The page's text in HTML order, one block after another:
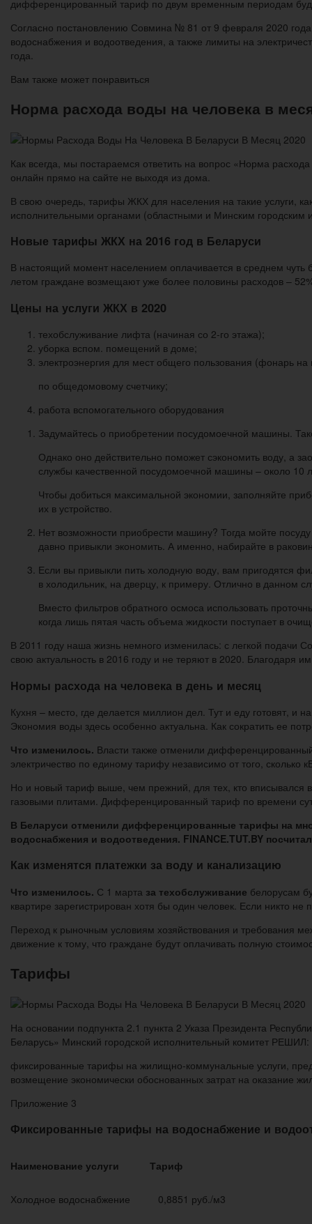
дифференцированный тариф по двум временным периодам
Согласно постановлению Совмина № 81 от 9 февраля 2020
водоснабжения и водоотведения, а также лимиты на
года.
Вам также может понравиться
Норма расхода воды на человека в
Как всегда, мы постараемся ответить на вопрос «Норма
онлайн прямо на сайте не выходя из дома.
В свою очередь, тарифы ЖКХ для населения на такие услуги,
исполнительными органами (областными и Минским городским
Новые тарифы ЖКХ на 2016 год в Беларуси
В настоящий момент населением оплачивается в среднем
летом граждане возмещают уже более половины расходов –
Цены на услуги ЖКХ в 2020
техобслуживание лифта (начиная со 2-го этажа);
уборка вспом. помещений в доме;
электроэнергия для мест общего пользования (фонарь
по общедомовому счетчику;
работа вспомогательного оборудования
Задумайтесь о приобретении посудомоечной машины.
Однако оно действительно поможет сэкономить воду, а
службы качественной посудомоечной машины – около 10
Чтобы добиться максимальной экономии, заполняйте
их в устройство.
Нет возможности приобрести машину? Тогда мойте
давно привыкли экономить. А именно, набирайте в
Если вы привыкли пить холодную воду, вам пригодятся
в холодильник, на дверцу, к примеру. Отлично в данном
Вместо фильтров обратного осмоса использовать
когда лишь пятая часть объема жидкости поступает в
В 2011 году наша жизнь немного изменилась: с легкой подачи
свою актуальность в 2016 году и не теряют в 2020. Благодаря
Нормы расхода на человека в день и месяц
Кухня – место, где делается миллион дел. Тут и еду готовят, и
Экономия воды здесь особенно актуальна. Как сократить ее
Что изменилось. Власти также отменили
электричество по единому тарифу независимо от того, сколько
Но и новый тариф выше, чем прежний, для тех, кто вписывался
газовыми плитами. Дифференцированный тариф по времени
В Беларуси отменили дифференцированные тарифы на
водоснабжения и водоотведения. FINANCE.TUT.BY
Как изменятся платежки за воду и канализацию
Что изменилось. С 1 марта за техобслуживание белорусам
квартире зарегистрирован хотя бы один человек. Если никто
Переход к рыночным условиям хозяйствования и требования
движение к тому, что граждане будут оплачивать полную
Тарифы
На основании подпункта 2.1 пункта 2 Указа Президента
Беларусь» Минский городской исполнительный комитет РЕШИЛ:
фиксированные тарифы на жилищно-коммунальные услуги,
возмещение экономически обоснованных затрат на оказание
Приложение 3
Фиксированные тарифы на водоснабжение и
Наименование услуги Тариф
Холодное водоснабжение 0,8851 руб./м3